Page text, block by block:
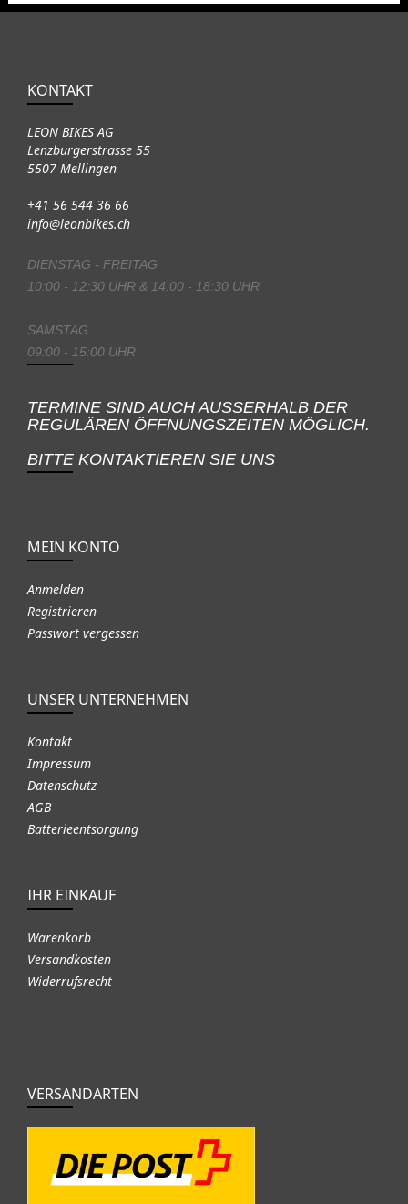
KONTAKT
LEON BIKES AG
Lenzburgerstrasse 55
5507 Mellingen
+41 56 544 36 66
info@leonbikes.ch
DIENSTAG - FREITAG
10:00 - 12:30 UHR & 14:00 - 18:30 UHR
SAMSTAG
09:00 - 15:00 UHR
TERMINE SIND AUCH AUSSERHALB DER
REGULÄREN ÖFFNUNGSZEITEN MÖGLICH.
BITTE KONTAKTIEREN SIE UNS
MEIN KONTO
Anmelden
Registrieren
Passwort vergessen
UNSER UNTERNEHMEN
Kontakt
Impressum
Datenschutz
AGB
Batterieentsorgung
IHR EINKAUF
Warenkorb
Versandkosten
Widerrufsrecht
VERSANDARTEN